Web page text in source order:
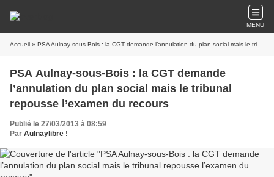
MENU
Accueil » PSA Aulnay-sous-Bois : la CGT demande l’annulation du plan social mais le tribunal repousse l’examen du recours
PSA Aulnay-sous-Bois : la CGT demande
l’annulation du plan social mais le tribunal
repousse l’examen du recours
Publié le 27/03/2013 à 08:59
Par Aulnaylibre !